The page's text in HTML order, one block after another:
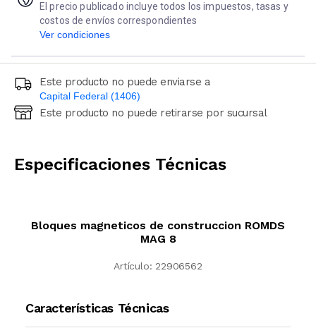
El precio publicado incluye todos los impuestos, tasas y
costos de envíos correspondientes
Ver condiciones
Este producto no puede enviarse a
Capital Federal (1406)
Ingresá código postal (sólo números)
Este producto no puede retirarse por sucursal
Especificaciones Técnicas
Bloques magneticos de construccion ROMDS
MAG 8
Artículo: 22906562
Características Técnicas